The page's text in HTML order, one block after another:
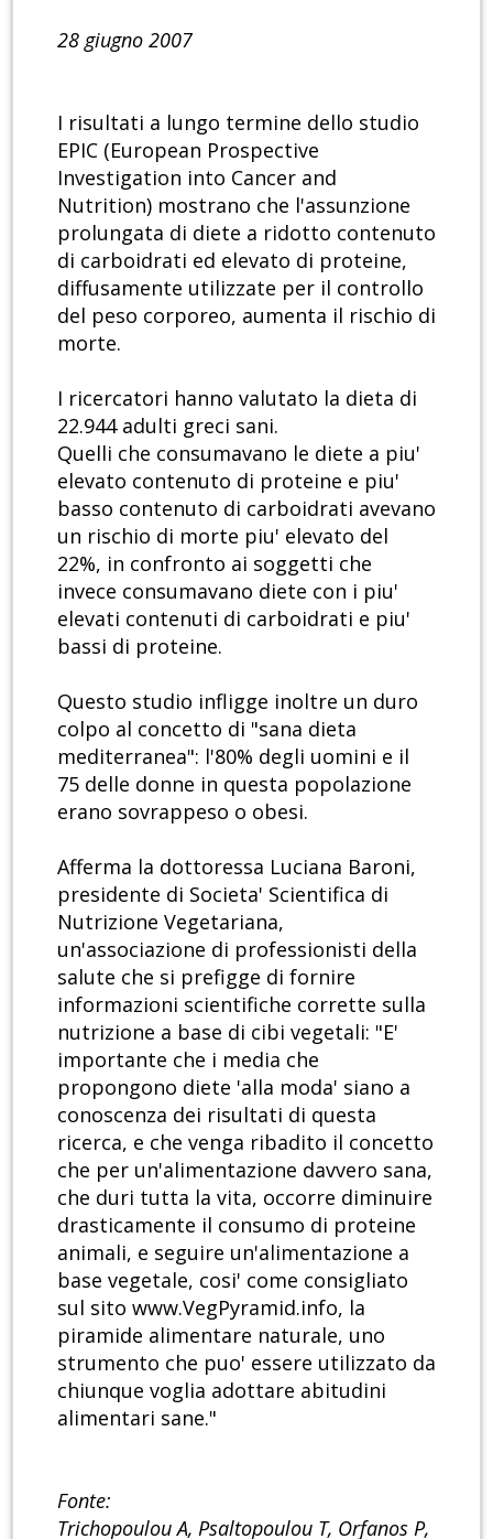
28 giugno 2007
I risultati a lungo termine dello studio
EPIC (European Prospective
Investigation into Cancer and
Nutrition) mostrano che l'assunzione
prolungata di diete a ridotto contenuto
di carboidrati ed elevato di proteine,
diffusamente utilizzate per il controllo
del peso corporeo, aumenta il rischio di
morte.
I ricercatori hanno valutato la dieta di
22.944 adulti greci sani.
Quelli che consumavano le diete a piu'
elevato contenuto di proteine e piu'
basso contenuto di carboidrati avevano
un rischio di morte piu' elevato del
22%, in confronto ai soggetti che
invece consumavano diete con i piu'
elevati contenuti di carboidrati e piu'
bassi di proteine.
Questo studio infligge inoltre un duro
colpo al concetto di "sana dieta
mediterranea": l'80% degli uomini e il
75 delle donne in questa popolazione
erano sovrappeso o obesi.
Afferma la dottoressa Luciana Baroni,
presidente di Societa' Scientifica di
Nutrizione Vegetariana,
un'associazione di professionisti della
salute che si prefigge di fornire
informazioni scientifiche corrette sulla
nutrizione a base di cibi vegetali: "E'
importante che i media che
propongono diete 'alla moda' siano a
conoscenza dei risultati di questa
ricerca, e che venga ribadito il concetto
che per un'alimentazione davvero sana,
che duri tutta la vita, occorre diminuire
drasticamente il consumo di proteine
animali, e seguire un'alimentazione a
base vegetale, cosi' come consigliato
sul sito www.VegPyramid.info, la
piramide alimentare naturale, uno
strumento che puo' essere utilizzato da
chiunque voglia adottare abitudini
alimentari sane."
Fonte:
Trichopoulou A, Psaltopoulou T, Orfanos P,